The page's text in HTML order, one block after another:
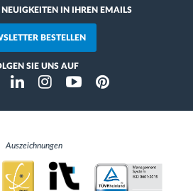
NEUIGKEITEN IN IHREN EMAILS
BESTELLEN
SIE UNS AUF
LinkedinInstragramYoutubePinterest
Auszeichnungen